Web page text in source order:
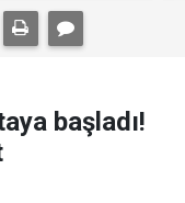
başladı!